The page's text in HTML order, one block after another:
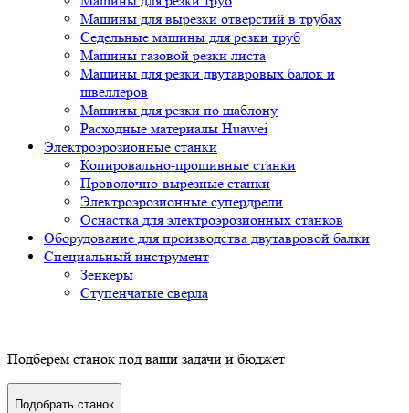
Машины для вырезки отверстий в трубах
Седельные машины для резки труб
Машины газовой резки листа
Машины для резки двутавровых балок и
швеллеров
Машины для резки по шаблону
Расходные материалы Huawei
Электроэрозионные станки
Копировально-прошивные станки
Проволочно-вырезные станки
Электроэрозионные супердрели
Оснастка для электроэрозионных станков
Оборудование для производства двутавровой балки
Специальный инструмент
Зенкеры
Ступенчатые сверла
Подберем станок под ваши задачи и бюджет
Подобрать станок